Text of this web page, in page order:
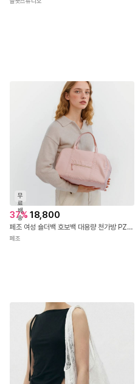
무
료
배
송
37% 18,800
페조 여성 숄더백 호보백 대용량 천가방 PZBAG 3072
페조